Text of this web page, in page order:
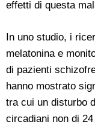
effetti di questa
In uno studio, i
melatonina e
di pazienti
hanno mostrato
tra cui un disturbo
circadiani non di